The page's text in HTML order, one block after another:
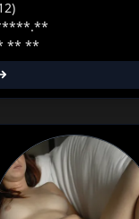
** **